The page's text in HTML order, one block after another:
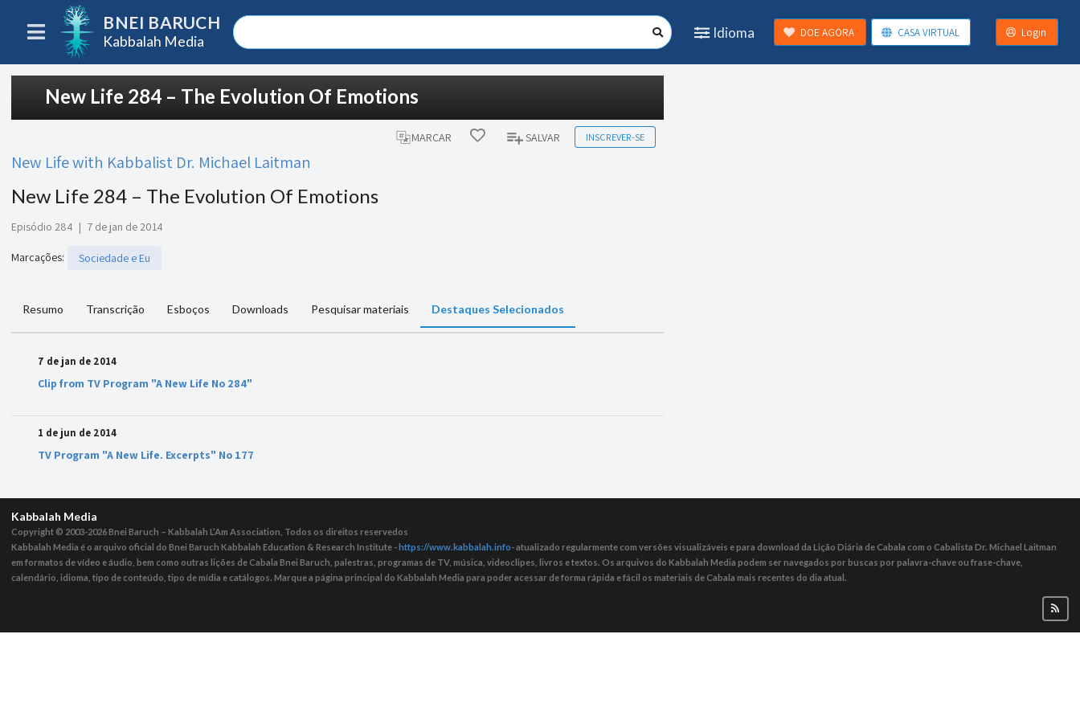
BNEI BARUCH
Kabbalah Media
Idioma DOE AGORA CASA VIRTUAL Login
New Life 284 – The Evolution Of Emotions
MARCAR SALVAR INSCREVER-SE
New Life with Kabbalist Dr. Michael Laitman
New Life 284 – The Evolution Of Emotions
Episódio 284 | 7 de jan de 2014
Marcações: Sociedade e Eu
Resumo Transcrição Esboços Downloads Pesquisar materiais Destaques Selecionados
7 de jan de 2014
Clip from TV Program "A New Life No 284"
1 de jun de 2014
TV Program "A New Life. Excerpts" No 177
Kabbalah Media
Copyright © 2003-2026Bnei Baruch – Kabbalah L’Am Association, Todos os direitos reservedos
Kabbalah Media é o arquivo oficial do Bnei Baruch Kabbalah Education & Research Institute -https://www.kabbalah.info- atualizado regularmente com versões visualizáveis ​​e para download da Lição Diária de Cabala com o Cabalista Dr. Michael Laitman
em formatos de vídeo e áudio, bem como outras lições de Cabala Bnei Baruch, palestras, programas de TV, música, videoclipes, livros e textos. Os arquivos do Kabbalah Media podem ser navegados por buscas por palavra-chave ou frase-chave,
calendário, idioma, tipo de conteúdo, tipo de mídia e catálogos. Marque a página principal do Kabbalah Media para poder acessar de forma rápida e fácil os materiais de Cabala mais recentes do dia atual.